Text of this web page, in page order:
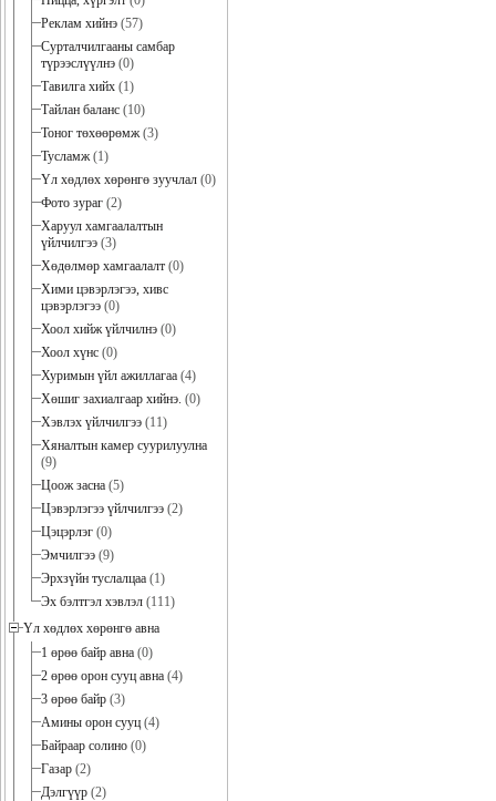
Реклам хийнэ (57)
Сурталчилгааны самбар
түрээслүүлнэ (0)
Тавилга хийх (1)
Тайлан баланс (10)
Тоног төхөөрөмж(3)
Тусламж(1)
Үл хөдлөх хөрөнгө зуучлал (0)
Фото зураг (2)
Харуул хамгаалалтын
үйлчилгээ (3)
Хөдөлмөр хамгаалалт (0)
Хими цэвэрлэгээ, хивс
цэвэрлэгээ (0)
Хоол хийж үйлчилнэ (0)
Хоол хүнс (0)
Хуримын үйл ажиллагаа (4)
Хөшиг захиалгаар хийнэ. (0)
Хэвлэх үйлчилгээ (11)
Хяналтын камер суурилуулна
(9)
Цоож засна (5)
Цэвэрлэгээ үйлчилгээ (2)
Цэцэрлэг (0)
Эмчилгээ (9)
Эрхзүйн туслалцаа (1)
Эх бэлтгэл хэвлэл (111)
Үл хөдлөх хөрөнгө авна
1 өрөө байр авна (0)
2 өрөө орон сууц авна (4)
3 өрөө байр (3)
Амины орон сууц (4)
Байраар солино (0)
Газар (2)
Дэлгүүр (2)